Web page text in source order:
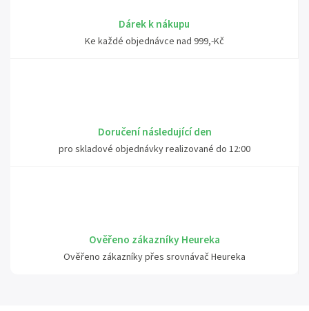
Dárek k nákupu
Ke každé objednávce nad 999,-Kč
Doručení následující den
pro skladové objednávky realizované do 12:00
Ověřeno zákazníky Heureka
Ověřeno zákazníky přes srovnávač Heureka